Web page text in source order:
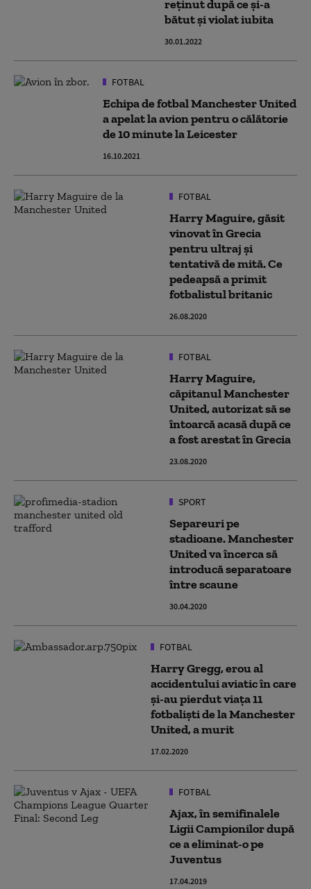
reținut după ce și-a
bătut și violat iubita
30.01.2022
FOTBAL
Echipa de fotbal Manchester United
a apelat la avion pentru o călătorie
de 10 minute la Leicester
16.10.2021
FOTBAL
Harry Maguire, găsit
vinovat în Grecia
pentru ultraj și
tentativă de mită. Ce
pedeapsă a primit
fotbalistul britanic
26.08.2020
FOTBAL
Harry Maguire,
căpitanul Manchester
United, autorizat să se
întoarcă acasă după ce
a fost arestat în Grecia
23.08.2020
SPORT
Separeuri pe
stadioane. Manchester
United va încerca să
introducă separatoare
între scaune
30.04.2020
FOTBAL
Harry Gregg, erou al
accidentului aviatic în care
și-au pierdut viața 11
fotbaliști de la Manchester
United, a murit
17.02.2020
FOTBAL
Ajax, în semifinalele
Ligii Campionilor după
ce a eliminat-o pe
Juventus
17.04.2019